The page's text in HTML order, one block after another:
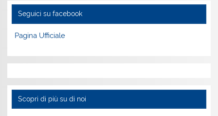
Seguici su facebook
Pagina Ufficiale
Scopri di più su di noi